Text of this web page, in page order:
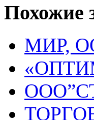
Похожие
МИР,